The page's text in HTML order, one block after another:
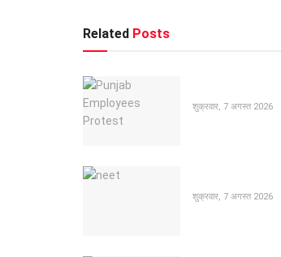
Related Posts
शुक्रवार, 7 अगस्त 2026
शुक्रवार, 7 अगस्त 2026